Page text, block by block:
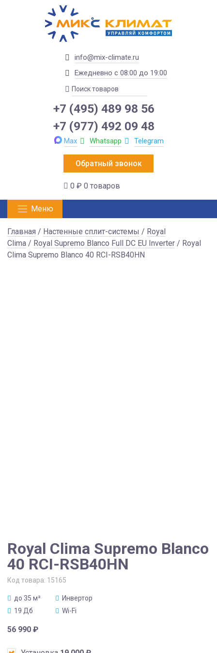
info@mix-climate.ru
Ежедневно с 08:00 до 19:00
+7 (495) 489 98 56
+7 (977) 492 09 48
Max Whatsapp Telegram
Обратный звонок
0 ₽ 0 товаров
Меню
Главная / Настенные сплит-системы / Royal
Clima / Royal Supremo Blanco Full DC EU Inverter / Royal
Clima Supremo Blanco 40 RCI-RSB40HN
Royal Clima Supremo Blanco
40 RCI-RSB40HN
Код товара: 15165
до 35 м²
Инвертор
19 Дб
Wi-Fi
56 990 ₽